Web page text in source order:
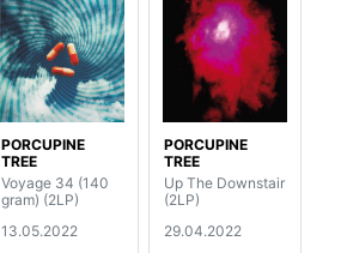
PORCUPINE
TREE
Voyage 34 (140
gram) (2LP)
13.05.2022
PORCUPINE
TREE
Up The Downstair
(2LP)
29.04.2022